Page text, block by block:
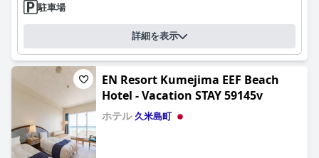
駐車場
詳細を表示
EN Resort Kumejima EEF Beach
Hotel - Vacation STAY 59145v
ホテル久米島町